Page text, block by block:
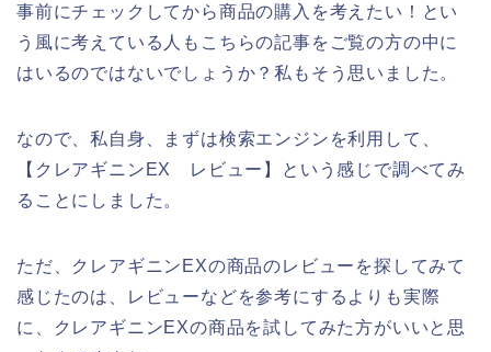
事前にチェックしてから商品の購入を考えたい！とい
う風に考えている人もこちらの記事をご覧の方の中に
はいるのではないでしょうか？私もそう思いました。
なので、私自身、まずは検索エンジンを利用して、
【クレアギニンEX レビュー】という感じで調べてみ
ることにしました。
ただ、クレアギニンEXの商品のレビューを探してみて
感じたのは、レビューなどを参考にするよりも実際
に、クレアギニンEXの商品を試してみた方がいいと思